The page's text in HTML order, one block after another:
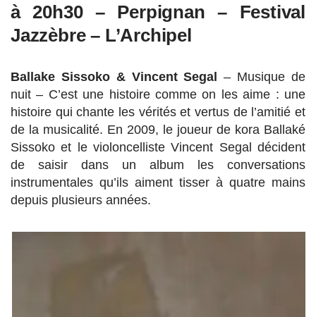
à 20h30 – Perpignan – Festival
Jazzèbre – L’Archipel
Ballake Sissoko & Vincent Segal – Musique de
nuit – C’est une histoire comme on les aime : une
histoire qui chante les vérités et vertus de l’amitié et
de la musicalité. En 2009, le joueur de kora Ballaké
Sissoko et le violoncelliste Vincent Segal décident
de saisir dans un album les conversations
instrumentales qu’ils aiment tisser à quatre mains
depuis plusieurs années.